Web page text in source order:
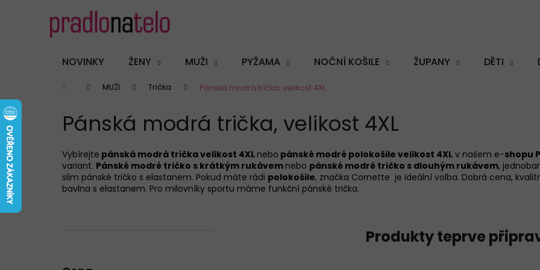
NOVINKY ŽENY MUŽI PYŽAMA NOČNÍ KOŠILE ŽUPANY DĚTI
Domů MUŽI Trička Pánská modrá trička, velikost 4XL
Pánská modrá trička, velikost 4XL
Vybírejte pánská modrá trička velikost 4XL nebo pánské modré polokošile velikost 4XL v našem e-shopu
variant. Pánské modré tričko s krátkým rukávem nebo pánské modré tričko s dlouhým rukávem,
slim pánské tričko s elastanem. Pokud máte rádi polokošile, značka Cornette je ideální volba. Dobrá cena,
bavlna s elastanem. Pro milovníky sportu máme funkční pánské trička.
Produkty teprve
Zpět
Zpět
Co potřebujete najít?
HLEDAT